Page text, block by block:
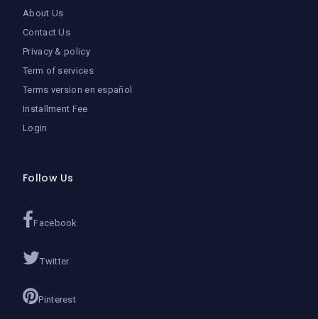
About Us
Contact Us
Privacy & policy
Term of services
Terms version en español
Installment Fee
Login
Follow Us
Facebook
Twitter
Pinterest